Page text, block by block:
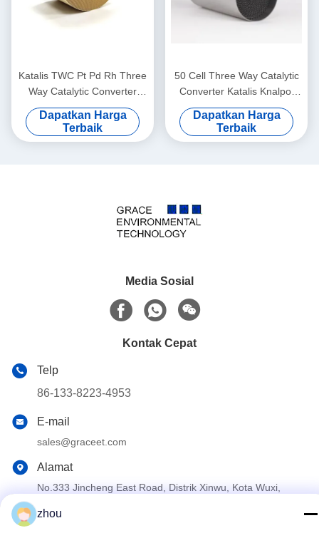
Katalis TWC Pt Pd Rh Three
Way Catalytic Converter
Bahan Sarang Lebah Euro 5
6 400 Sel
Dapatkan Harga
Terbaik
50 Cell Three Way Catalytic
Converter Katalis Knalpot
Sepeda Motor Dalam
Produksi Bensin
Dapatkan Harga
Terbaik
Media Sosial
Kontak Cepat
Telp
86-133-8223-4953
E-mail
sales@graceet.com
Alamat
No.333 Jincheng East Road, Distrik Xinwu, Kota Wuxi,
zhou